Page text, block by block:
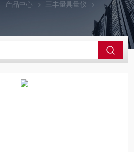
产品中心 三丰量具量仪 三丰圆度仪